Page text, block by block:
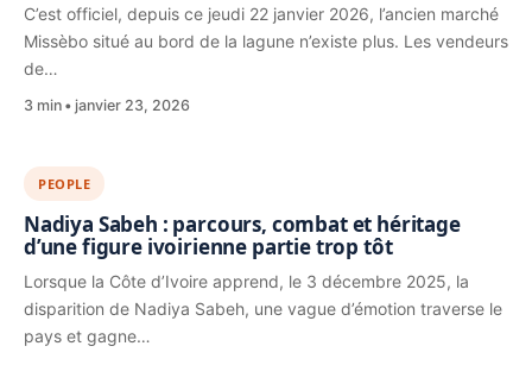
C’est officiel, depuis ce jeudi 22 janvier 2026, l’ancien marché
Missèbo situé au bord de la lagune n’existe plus. Les vendeurs
de…
3 min janvier 23, 2026
PEOPLE
Nadiya Sabeh : parcours, combat et héritage
d’une figure ivoirienne partie trop tôt
Lorsque la Côte d’Ivoire apprend, le 3 décembre 2025, la
disparition de Nadiya Sabeh, une vague d’émotion traverse le
pays et gagne…